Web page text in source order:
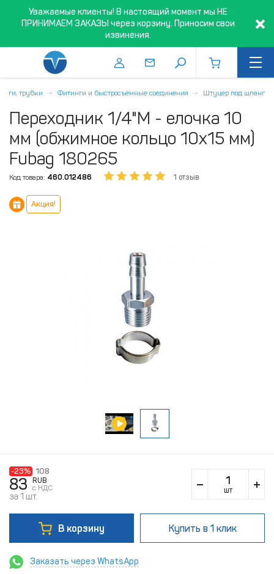
Уважаемые клиенты! В настоящий момент мы НЕ
ПРИНИМАЕМ ЗАКАЗЫ через корзину. Приносим свои
извинения.
трубки Фитинги и быстросъёмные соединения Штуцер под шланг
Переходник 1/4"M - елочка 10
мм (обжимное кольцо 10х15 мм)
Fubag 180265
Код товара: 460.012486 1 отзыв
Акция!
-23% 108
83
RUB
c НДС
за 1 шт.
шт
В корзину Купить в 1 клик
Заказать через WhatsApp